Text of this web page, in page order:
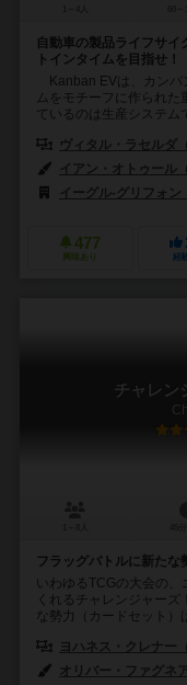
自動車の製品ライフサイ
トインタイムを目指せ！
Kanban EVは、カンバ
ムをモチーフに作られた
ているのは生産システム
ヴィタル・ラセルダ
イアン・オトゥール
イーグル-グリフォ
477
興味あり 経
チャレン
フラッグバトルに新たな
いわゆるTCGの大会の、
くれるチャレンジャー
な勢力（カードセット）
ヨハネス・クレナー
オリバー・ファグネ